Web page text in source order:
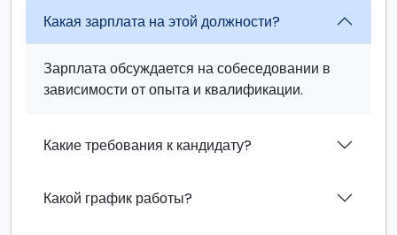
Какая зарплата на этой должности?
Зарплата обсуждается на собеседовании в
зависимости от опыта и квалификации.
Какие требования к кандидату?
Какой график работы?